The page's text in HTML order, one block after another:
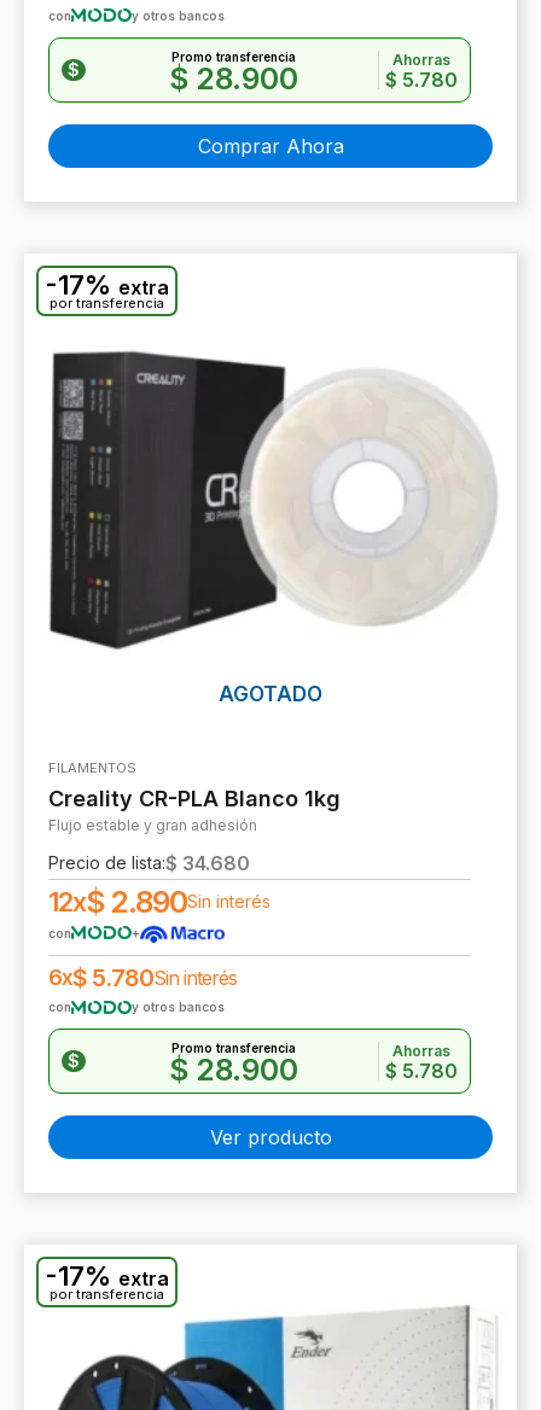
con y otros bancos
$
Promo transferencia
$ 28.900
Ahorras
$ 5.780
Comprar Ahora
-17% extra
por transferencia
AGOTADO
FILAMENTOS
Creality CR-PLA Blanco 1kg
Flujo estable y gran adhesión
Precio de lista:$ 34.680
12x$2.890Sin interés
con +
6x$ 5.780Sin interés
con y otros bancos
$
Promo transferencia
$ 28.900
Ahorras
$ 5.780
Ver producto
-17% extra
por transferencia